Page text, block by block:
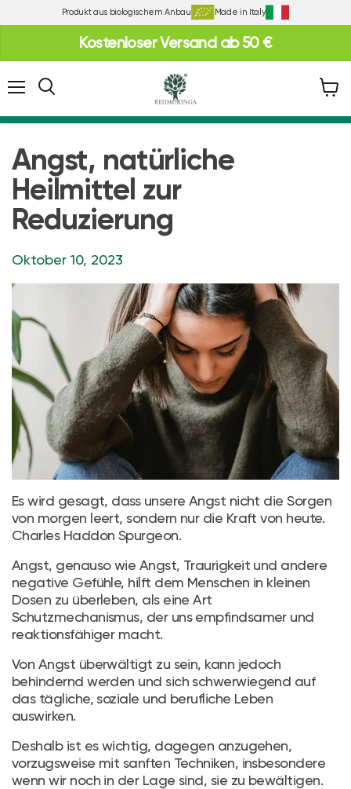
Produkt aus biologischem Anbau Made in Italy
Kostenloser Versand ab 50 €
von
Angst, natürliche
Heilmittel zur
Reduzierung
Oktober 10, 2023
Es wird gesagt, dass unsere Angst nicht die Sorgen
von morgen leert, sondern nur die Kraft von heute.
Charles Haddon Spurgeon.
Angst, genauso wie Angst, Traurigkeit und andere
negative Gefühle, hilft dem Menschen in kleinen
Dosen zu überleben, als eine Art
Schutzmechanismus, der uns empfindsamer und
reaktionsfähiger macht.
Von Angst überwältigt zu sein, kann jedoch
behindernd werden und sich schwerwiegend auf
das tägliche, soziale und berufliche Leben
auswirken.
Deshalb ist es wichtig, dagegen anzugehen,
vorzugsweise mit sanften Techniken, insbesondere
wenn wir noch in der Lage sind, sie zu bewältigen.